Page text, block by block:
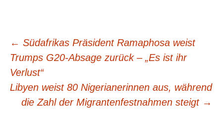
Beitragsnavigation
← Südafrikas Präsident Ramaphosa weist
Trumps G20-Absage zurück – „Es ist ihr
Verlust“
Libyen weist 80 Nigerianerinnen aus, während
die Zahl der Migrantenfestnahmen steigt →